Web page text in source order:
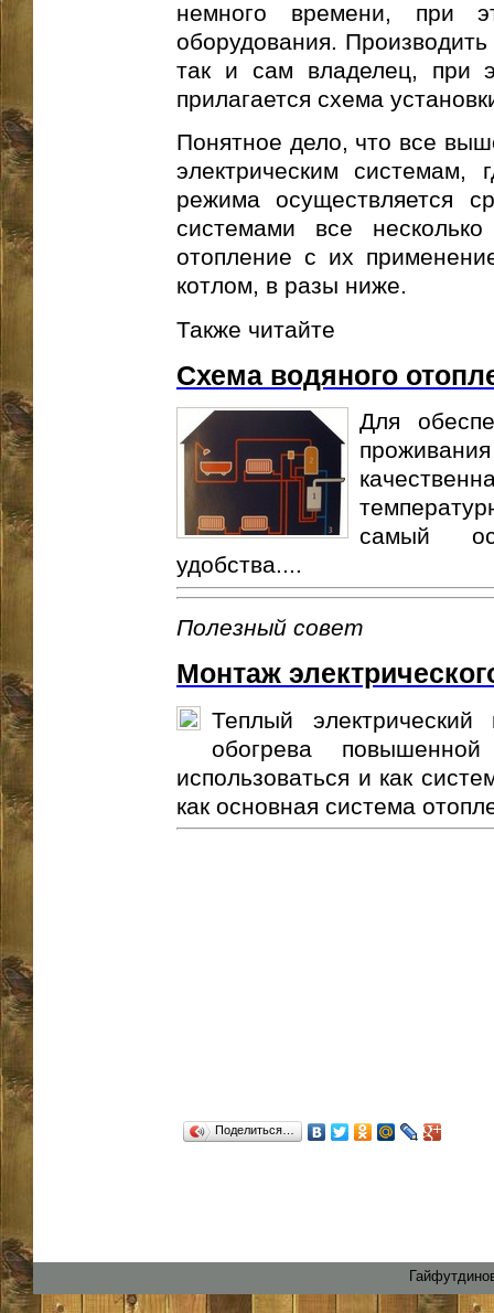
немного времени, при
оборудования.
так и сам владелец, при
прилагается схема
Понятное дело, что все
электрическим системам,
режима осуществляется
системами все
отопление с их
котлом, в разы ниже.
Также читайте
Схема водяного
Для
самый
удобства....
Полезный совет
Монтаж
Теплый
обогрева
использоваться и как
как основная система
Поделиться…